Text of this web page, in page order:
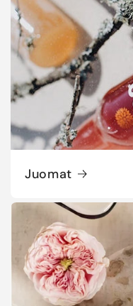
Juomat